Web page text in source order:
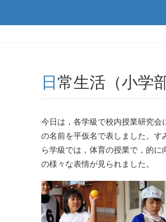
日常生活（小学
今日は，各学級で校内授業研究
の名前を平仮名で表しました。す
ら学級では，体育の授業で，的
の様々な表情が見られました。